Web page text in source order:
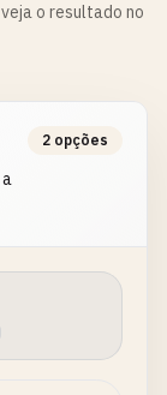
o resultado no
2 opções